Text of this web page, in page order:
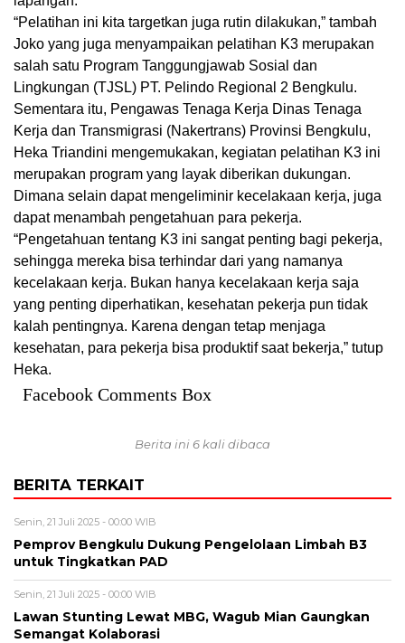
“Pelatihan ini kita targetkan juga rutin dilakukan,” tambah
Joko yang juga menyampaikan pelatihan K3 merupakan
salah satu Program Tanggungjawab Sosial dan
Lingkungan (TJSL) PT. Pelindo Regional 2 Bengkulu.
Sementara itu, Pengawas Tenaga Kerja Dinas Tenaga
Kerja dan Transmigrasi (Nakertrans) Provinsi Bengkulu,
Heka Triandini mengemukakan, kegiatan pelatihan K3 ini
merupakan program yang layak diberikan dukungan.
Dimana selain dapat mengeliminir kecelakaan kerja, juga
dapat menambah pengetahuan para pekerja.
“Pengetahuan tentang K3 ini sangat penting bagi pekerja,
sehingga mereka bisa terhindar dari yang namanya
kecelakaan kerja. Bukan hanya kecelakaan kerja saja
yang penting diperhatikan, kesehatan pekerja pun tidak
kalah pentingnya. Karena dengan tetap menjaga
kesehatan, para pekerja bisa produktif saat bekerja,” tutup
Heka.
Facebook Comments Box
Berita ini 6 kali dibaca
BERITA TERKAIT
Senin, 21 Juli 2025 - 00:00 WIB
Pemprov Bengkulu Dukung Pengelolaan Limbah B3
untuk Tingkatkan PAD
Senin, 21 Juli 2025 - 00:00 WIB
Lawan Stunting Lewat MBG, Wagub Mian Gaungkan
Semangat Kolaborasi